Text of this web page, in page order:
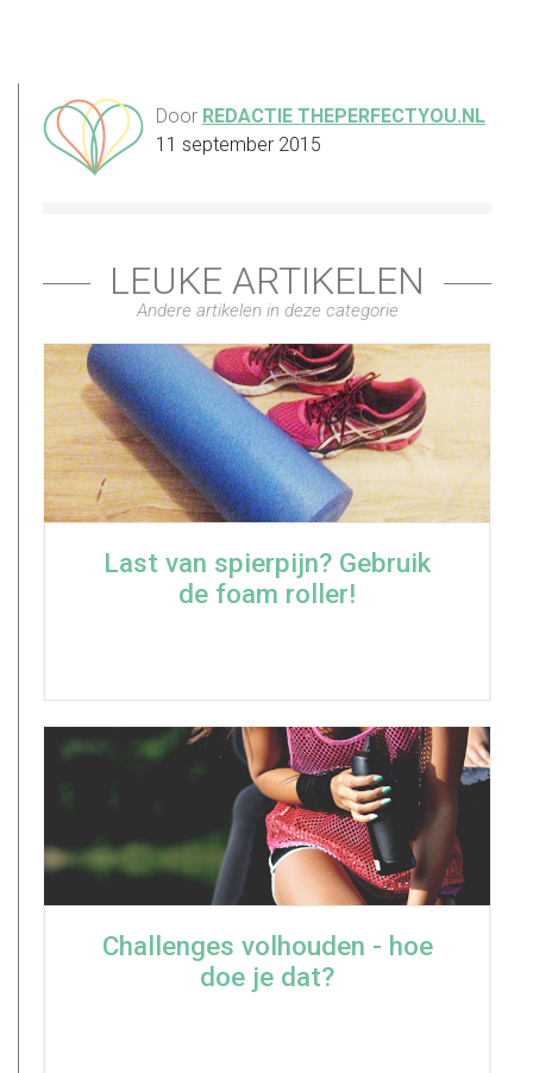
Door REDACTIE THEPERFECTYOU.NL
11 september 2015
LEUKE ARTIKELEN
Andere artikelen in deze categorie
Last van spierpijn? Gebruik
de foam roller!
Challenges volhouden - hoe
doe je dat?